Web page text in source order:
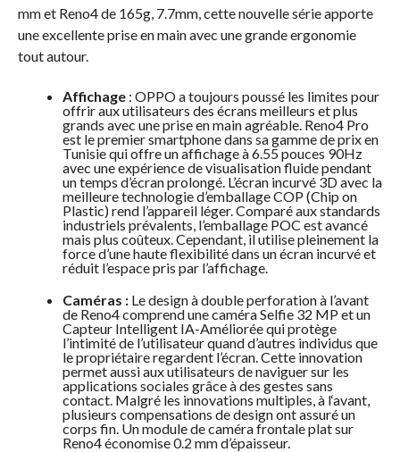
mm et Reno4 de 165g, 7.7mm, cette nouvelle série apporte
une excellente prise en main avec une grande ergonomie
tout autour.
Affichage : OPPO a toujours poussé les limites pour
offrir aux utilisateurs des écrans meilleurs et plus
grands avec une prise en main agréable. Reno4 Pro
est le premier smartphone dans sa gamme de prix en
Tunisie qui offre un affichage à 6.55 pouces 90Hz
avec une expérience de visualisation fluide pendant
un temps d’écran prolongé. L’écran incurvé 3D avec la
meilleure technologie d’emballage COP (Chip on
Plastic) rend l’appareil léger. Comparé aux standards
industriels prévalents, l’emballage POC est avancé
mais plus coûteux. Cependant, il utilise pleinement la
force d’une haute flexibilité dans un écran incurvé et
réduit l’espace pris par l’affichage.
Caméras :Le design à double perforation à l’avant
de Reno4 comprend une caméra Selfie 32 MP et un
Capteur Intelligent IA-Améliorée qui protège
l’intimité de l’utilisateur quand d’autres individus que
le propriétaire regardent l’écran. Cette innovation
permet aussi aux utilisateurs de naviguer sur les
applications sociales grâce à des gestes sans
contact. Malgré les innovations multiples, à l‘avant,
plusieurs compensations de design ont assuré un
corps fin. Un module de caméra frontale plat sur
Reno4 économise 0.2 mm d’épaisseur.